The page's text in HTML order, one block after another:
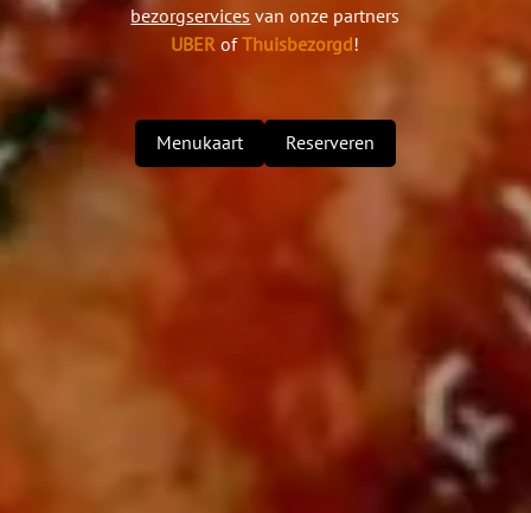
bezorgservices van onze partners
UBER ofThuisbezorgd!
Menukaart Reserveren